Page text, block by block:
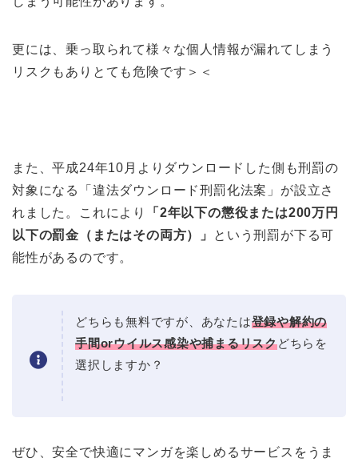
更には、乗っ取られて様々な個人情報が漏れてしまう
リスクもありとても危険です＞＜
また、平成24年10月よりダウンロードした側も刑罰の
対象になる「違法ダウンロード刑罰化法案」が設立さ
れました。これにより
「2年以下の懲役または200万円
以下の罰金（またはその両方）」
という刑罰が下る可
能性があるのです。
どちらも無料ですが、あなたは登録や解約の
手間orウイルス感染や捕まるリスクどちらを
選択しますか？
ぜひ、安全で快適にマンガを楽しめるサービスをうま